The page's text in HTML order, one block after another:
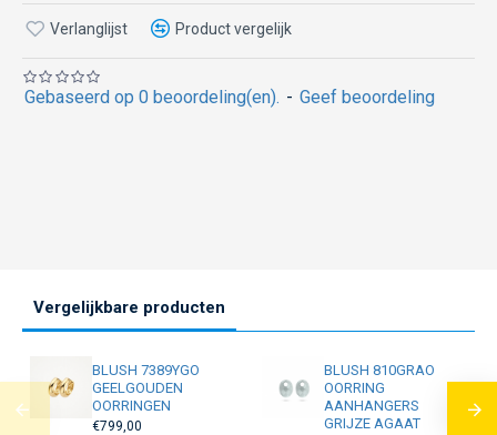
Gebaseerd op 0 beoordeling(en). - Geef beoordeling
Verlanglijst Product vergelijk
Vergelijkbare producten
BLUSH 7389YGO
GEELGOUDEN
OORRINGEN
€799,00
BLUSH 810GRAO
OORRING
AANHANGERS
GRIJZE AGAAT